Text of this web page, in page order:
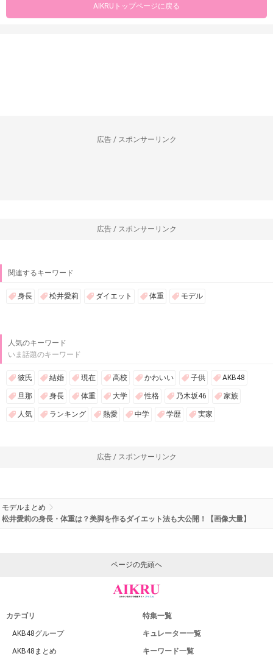
AIKRUトップページに戻る
広告 / スポンサーリンク
広告 / スポンサーリンク
関連するキーワード
身長 松井愛莉 ダイエット 体重 モデル
人気のキーワード
いま話題のキーワード
彼氏 結婚 現在 高校 かわいい 子供 AKB48
旦那 身長 体重 大学 性格 乃木坂46 家族
人気 ランキング 熱愛 中学 学歴 実家
広告 / スポンサーリンク
モデルまとめ
松井愛莉の身長・体重は？美脚を作るダイエット法も大公開！【画像大量】
ページの先頭へ
カテゴリ
AKB48グループ
AKB48まとめ
特集一覧
キュレーター一覧
キーワード一覧